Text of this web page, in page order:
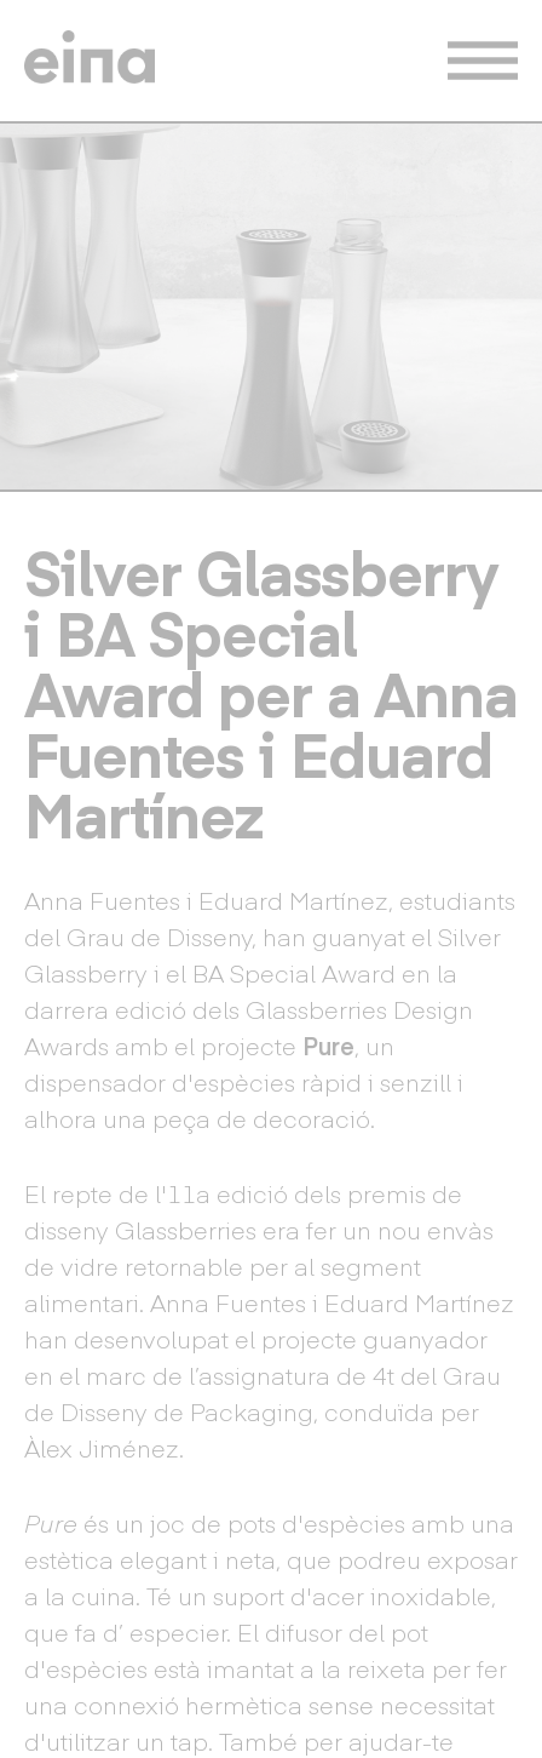
Silver Glassberry
i BA Special
Award per a Anna
Fuentes i Eduard
Martínez
Anna Fuentes i Eduard Martínez, estudiants
del Grau de Disseny, han guanyat el Silver
Glassberry i el BA Special Award en la
darrera edició dels Glassberries Design
Awards amb el projecte Pure, un
dispensador d'espècies ràpid i senzill i
alhora una peça de decoració.
El repte de l'11a edició dels premis de
disseny Glassberries era fer un nou envàs
de vidre retornable per al segment
alimentari. Anna Fuentes i Eduard Martínez
han desenvolupat el projecte guanyador
en el marc de l’assignatura de 4t del Grau
de Disseny de Packaging, conduïda per
Àlex Jiménez.
Pure és un joc de pots d'espècies amb una
estètica elegant i neta, que podreu exposar
a la cuina. Té un suport d'acer inoxidable,
que fa d’ especier. El difusor del pot
d'espècies està imantat a la reixeta per fer
una connexió hermètica sense necessitat
d'utilitzar un tap. També per ajudar-te